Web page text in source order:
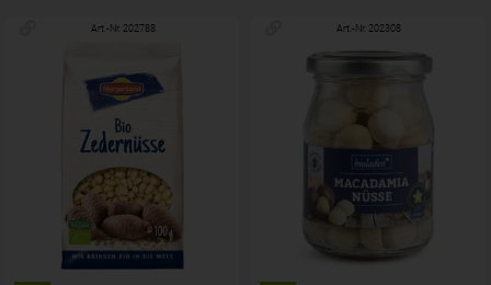
Art.-Nr. 202788 Art.-Nr. 202308